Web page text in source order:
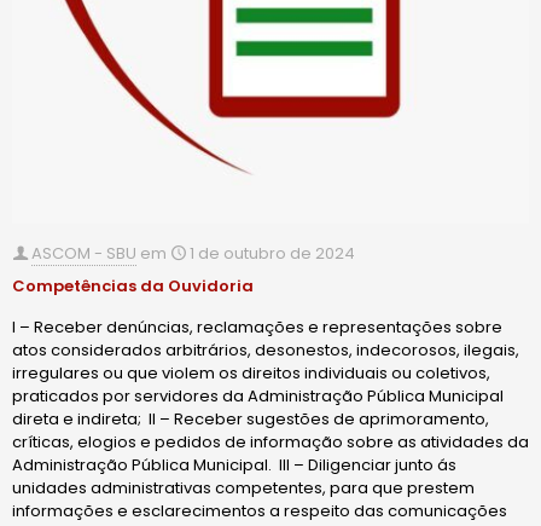
ASCOM - SBU em
1 de outubro de 2024
Competências da Ouvidoria
I – Receber denúncias, reclamações e representações sobre
atos considerados arbitrários, desonestos, indecorosos, ilegais,
irregulares ou que violem os direitos individuais ou coletivos,
praticados por servidores da Administração Pública Municipal
direta e indireta; II – Receber sugestões de aprimoramento,
críticas, elogios e pedidos de informação sobre as atividades da
Administração Pública Municipal. III – Diligenciar junto ás
unidades administrativas competentes, para que prestem
informações e esclarecimentos a respeito das comunicações